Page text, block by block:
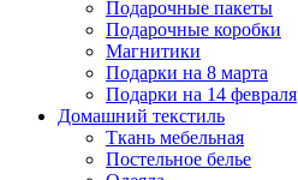
Подарочные пакеты
Подарочные коробки
Магнитики
Подарки на 8 марта
Подарки на 14 февраля
Домашний текстиль
Ткань мебельная
Постельное белье